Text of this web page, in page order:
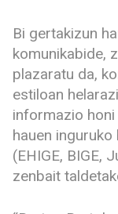
Bi gertakizun
komunikabide,
plazaratu da,
estiloan
informazio
hauen
(EHIGE, BIGE,
zenbait